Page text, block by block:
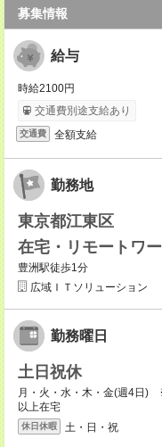
募集情報
給与
時給2100円
交通費別途支給あり
交通費 全額支給
勤務地
東京都江東区
在宅・リモートワ
豊洲駅徒歩1分
広域ＩＴソリューション
勤務曜日
土日祝休
月・火・水・木・金(週4日
以上在宅
休日休暇 土・日・祝